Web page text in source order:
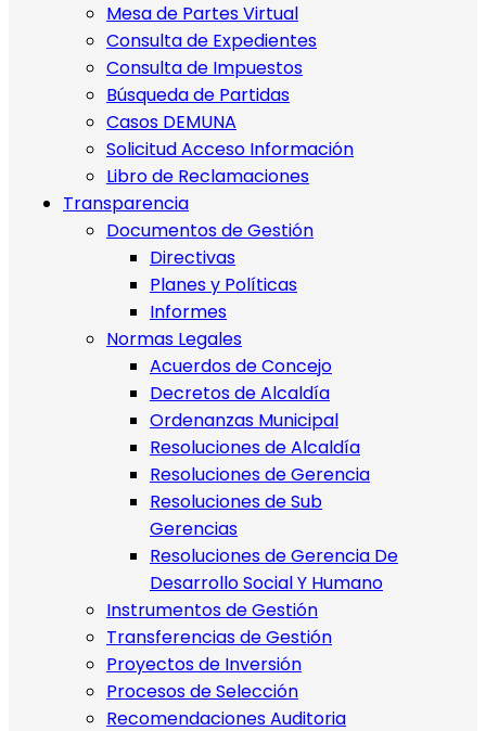
Mesa de Partes Virtual
Consulta de Expedientes
Consulta de Impuestos
Búsqueda de Partidas
Casos DEMUNA
Solicitud Acceso Información
Libro de Reclamaciones
Transparencia
Documentos de Gestión
Directivas
Planes y Políticas
Informes
Normas Legales
Acuerdos de Concejo
Decretos de Alcaldía
Ordenanzas Municipal
Resoluciones de Alcaldía
Resoluciones de Gerencia
Resoluciones de Sub
Gerencias
Resoluciones de Gerencia De
Desarrollo Social Y Humano
Instrumentos de Gestión
Transferencias de Gestión
Proyectos de Inversión
Procesos de Selección
Recomendaciones Auditoria